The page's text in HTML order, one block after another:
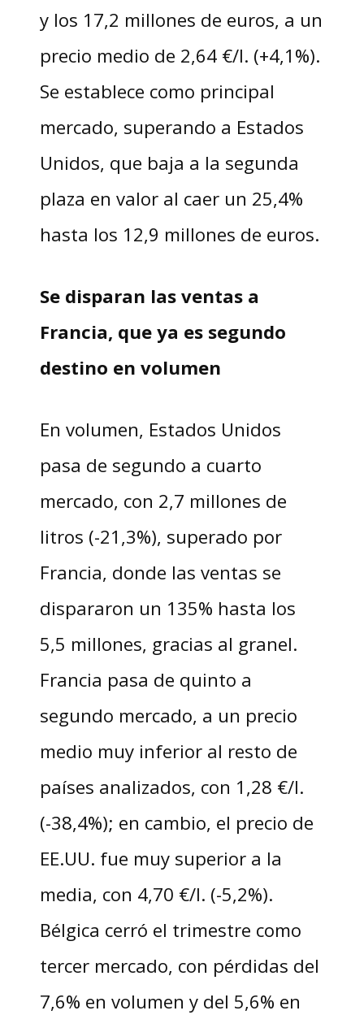
y los 17,2 millones de euros, a un
precio medio de 2,64 €/l. (+4,1%).
Se establece como principal
mercado, superando a Estados
Unidos, que baja a la segunda
plaza en valor al caer un 25,4%
hasta los 12,9 millones de euros.
Se disparan las ventas a
Francia, que ya es segundo
destino en volumen
En volumen, Estados Unidos
pasa de segundo a cuarto
mercado, con 2,7 millones de
litros (-21,3%), superado por
Francia, donde las ventas se
dispararon un 135% hasta los
5,5 millones, gracias al granel.
Francia pasa de quinto a
segundo mercado, a un precio
medio muy inferior al resto de
países analizados, con 1,28 €/l.
(-38,4%); en cambio, el precio de
EE.UU. fue muy superior a la
media, con 4,70 €/l. (-5,2%).
Bélgica cerró el trimestre como
tercer mercado, con pérdidas del
7,6% en volumen y del 5,6% en